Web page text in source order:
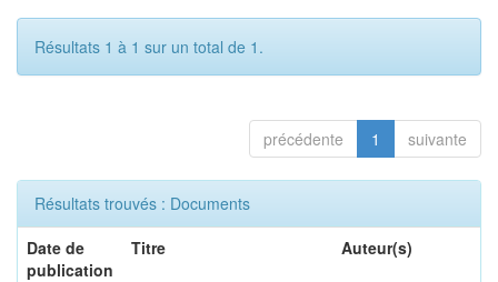
Résultats 1 à 1 sur un total de 1.
précédente 1 suivante
Résultats trouvés : Documents
Date de
publication
Titre Auteur(s)